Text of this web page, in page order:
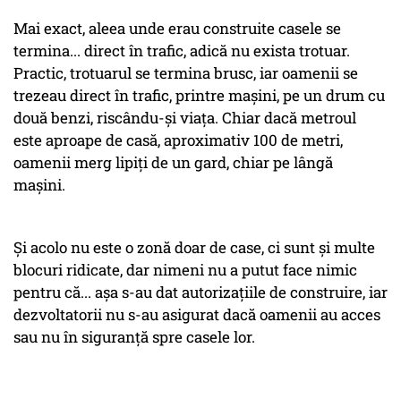
Mai exact, aleea unde erau construite casele se
termina... direct în trafic, adică nu exista trotuar.
Practic, trotuarul se termina brusc, iar oamenii se
trezeau direct în trafic, printre mașini, pe un drum cu
două benzi, riscându-și viața. Chiar dacă metroul
este aproape de casă, aproximativ 100 de metri,
oamenii merg lipiți de un gard, chiar pe lângă
mașini.
Și acolo nu este o zonă doar de case, ci sunt și multe
blocuri ridicate, dar nimeni nu a putut face nimic
pentru că... așa s-au dat autorizațiile de construire, iar
dezvoltatorii nu s-au asigurat dacă oamenii au acces
sau nu în siguranță spre casele lor.